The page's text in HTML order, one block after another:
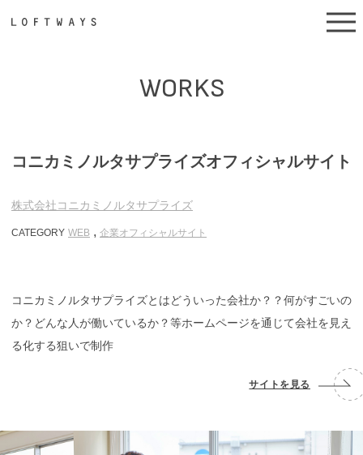
WORKS
コニカミノルタサプライズオフィシャルサイト
株式会社コニカミノルタサプライズ
CATEGORY WEB , 企業オフィシャルサイト
コニカミノルタサプライズとはどういった会社か？？何がすごいの
か？どんな人が働いているか？等ホームページを通じて会社を見え
る化する狙いで制作
サイトを見る